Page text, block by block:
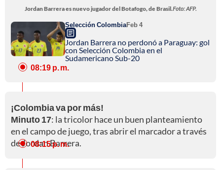
Jordan Barrera es nuevo jugador del Botafogo, de Brasil.Foto: AFP.
Selección ColombiaFeb 4
Jordan Barrera no perdonó a Paraguay: gol
con Selección Colombia en el
Sudamericano Sub-20
08:19 p. m.
¡Colombia va por más!
Minuto 17: la tricolor hace un buen planteamiento
en el campo de juego, tras abrir el marcador a través
de Jordan Barrera.
08:15 p. m.